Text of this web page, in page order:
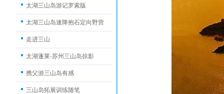
太湖三山岛游记罗索版
太湖三山岛速降抱石定向野营
走进三山
太湖蓬莱-苏州三山岛掠影
携父游三山岛有感
三山岛拓展训练随笔